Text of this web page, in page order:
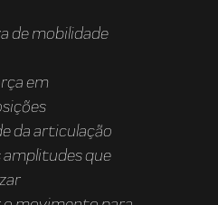
de mobilidade
em
da articulação
que